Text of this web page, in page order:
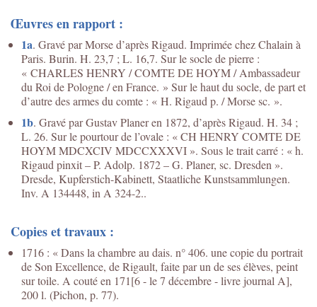
Œuvres en rapport :
1a. Gravé par Morse d’après Rigaud. Imprimée chez Chalain à
Paris. Burin. H. 23,7 ; L. 16,7. Sur le socle de pierre :
« CHARLES HENRY / COMTE DE HOYM / Ambassadeur
du Roi de Pologne / en France. » Sur le haut du socle, de part et
d’autre des armes du comte : « H. Rigaud p. / Morse sc. ».
1b. Gravé par Gustav Planer en 1872, d’après Rigaud. H. 34 ;
L. 26. Sur le pourtour de l’ovale : « CH HENRY COMTE DE
HOYM MDCXCIV MDCCXXXVI ». Sous le trait carré : « h.
Rigaud pinxit – P. Adolp. 1872 – G. Planer, sc. Dresden ».
Dresde, Kupferstich-Kabinett, Staatliche Kunstsammlungen.
Inv. A 134448, in A 324-2..
Copies et travaux :
1716 : « Dans la chambre au dais. n° 406. une copie du portrait
de Son Excellence, de Rigault, faite par un de ses élèves, peint
sur toile. A couté en 171[6 - le 7 décembre - livre journal A],
200 l. (Pichon, p. 77).